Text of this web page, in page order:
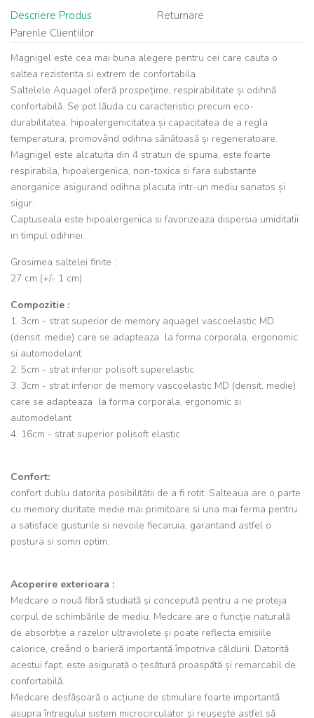
Descriere Produs
Returnare
Parerile Clientiilor
Magnigel este cea mai buna alegere pentru cei care cauta o
saltea rezistenta si extrem de confortabila.
Saltelele Aquagel oferă prospețime, respirabilitate și odihnă
confortabilă. Se pot lăuda cu caracteristici precum eco-
durabilitatea, hipoalergenicitatea și capacitatea de a regla
temperatura, promovând odihna sănătoasă și regeneratoare.
Magnigel este alcatuita din 4 straturi de spuma, este foarte
respirabila, hipoalergenica, non-toxica si fara substante
anorganice asigurand odihna placuta intr-un mediu sanatos și
sigur.
Captuseala este hipoalergenica si favorizeaza dispersia umiditatii
in timpul odihnei.
Grosimea saltelei finite :
27 cm (+/- 1 cm)
Compozitie :
1. 3cm - strat superior de memory aquagel vascoelastic MD
(densit. medie) care se adapteaza la forma corporala, ergonomic
si automodelant
2. 5cm - strat inferior polisoft superelastic
3. 3cm - strat inferior de memory vascoelastic MD (densit. medie)
care se adapteaza la forma corporala, ergonomic si
automodelant
4. 16cm - strat superior polisoft elastic
Confort:
confort dublu datorita posibilitătii de a fi rotit. Salteaua are o parte
cu memory duritate medie mai primitoare si una mai ferma pentru
a satisface gusturile si nevoile fiecaruia, garantand astfel o
postura si somn optim.
Acoperire exterioara :
Medcare o nouă fibră studiată și concepută pentru a ne proteja
corpul de schimbările de mediu. Medcare are o funcție naturală
de absorbție a razelor ultraviolete și poate reflecta emisiile
calorice, creând o barieră importantă împotriva căldurii. Datorită
acestui fapt, este asigurată o țesătură proaspătă și remarcabil de
confortabilă.
Medcare desfășoară o acțiune de stimulare foarte importantă
asupra întregului sistem microcirculator și reușește astfel să